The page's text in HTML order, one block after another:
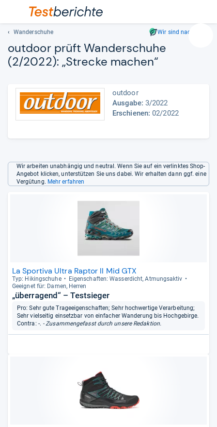
sich
Wanderschuhe Wir sind nachhaltig
out­door prüft Wan­der­schuhe
(2/2022): „Stre­cke machen“
outdoor
Ausgabe: 3/2022
Erschienen: 02/2022
Wir arbeiten unabhängig und neutral. Wenn Sie auf ein verlinktes Shop-
Angebot klicken, unterstützen Sie uns dabei. Wir erhalten dann ggf. eine
Vergütung. Mehr erfahren
La Sportiva Ultra Raptor II Mid GTX
Typ: Hikingschuhe
Eigen­schaf­ten: Was­ser­dicht, Atmungs­ak­tiv
Geeig­net für: Damen, Her­ren
„überragend“ – Testsieger
Pro: Sehr gute Trageeigenschaften; Sehr hochwertige Verarbeitung;
Sehr vielseitig einsetzbar von einfacher Wanderung bis Hochgebirge.
Contra: -. - Zusammengefasst durch unsere Redaktion.